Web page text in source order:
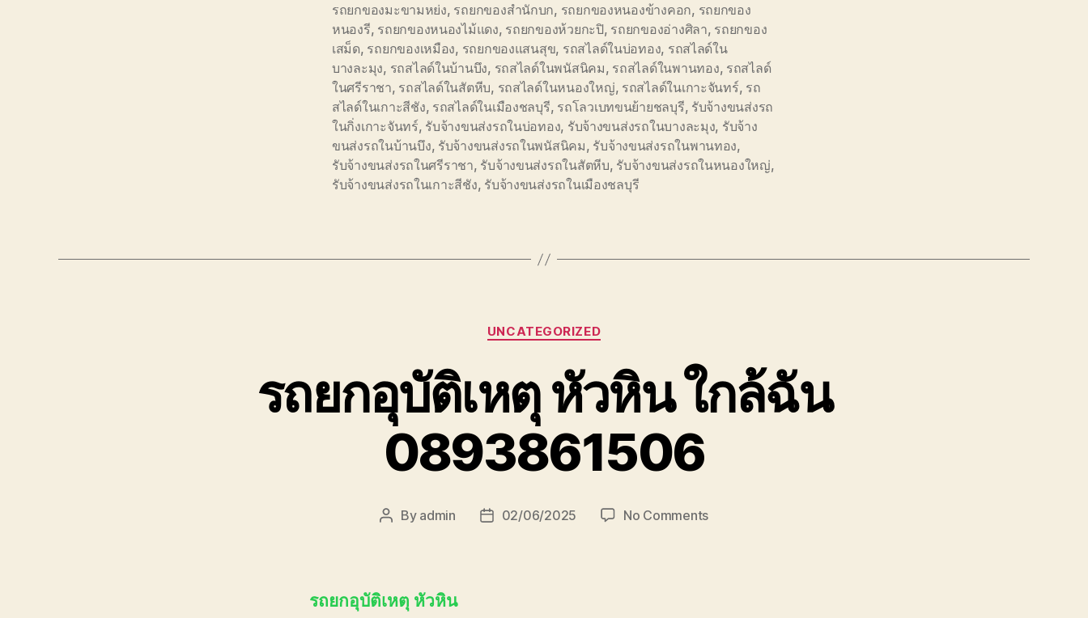
รถยกของมะขามหย่ง, รถยกของสำนักบก, รถยกของหนองข้างคอก, รถยกของ
หนองรี, รถยกของหนองไม้แดง, รถยกของห้วยกะปิ, รถยกของอ่างศิลา, รถยกของ
เสม็ด, รถยกของเหมือง, รถยกของแสนสุข, รถสไลด์ในบ่อทอง, รถสไลด์ใน
บางละมุง, รถสไลด์ในบ้านบึง, รถสไลด์ในพนัสนิคม, รถสไลด์ในพานทอง, รถสไลด์
ในศรีราชา, รถสไลด์ในสัตหีบ, รถสไลด์ในหนองใหญ่, รถสไลด์ในเกาะจันทร์, รถ
สไลด์ในเกาะสีชัง, รถสไลด์ในเมืองชลบุรี, รถโลวเบทขนย้ายชลบุรี, รับจ้างขนส่งรถ
ในกิ่งเกาะจันทร์, รับจ้างขนส่งรถในบ่อทอง, รับจ้างขนส่งรถในบางละมุง, รับจ้าง
ขนส่งรถในบ้านบึง, รับจ้างขนส่งรถในพนัสนิคม, รับจ้างขนส่งรถในพานทอง,
รับจ้างขนส่งรถในศรีราชา, รับจ้างขนส่งรถในสัตหีบ, รับจ้างขนส่งรถในหนองใหญ่,
รับจ้างขนส่งรถในเกาะสีชัง, รับจ้างขนส่งรถในเมืองชลบุรี
Categories
UNCATEGORIZED
รถยกอุบัติเหตุ หัวหิน ใกล้ฉัน
0893861506
Post
By admin
Post02/06/2025 No Commentson
รถยกอุบัติเหตุ หัวหิน